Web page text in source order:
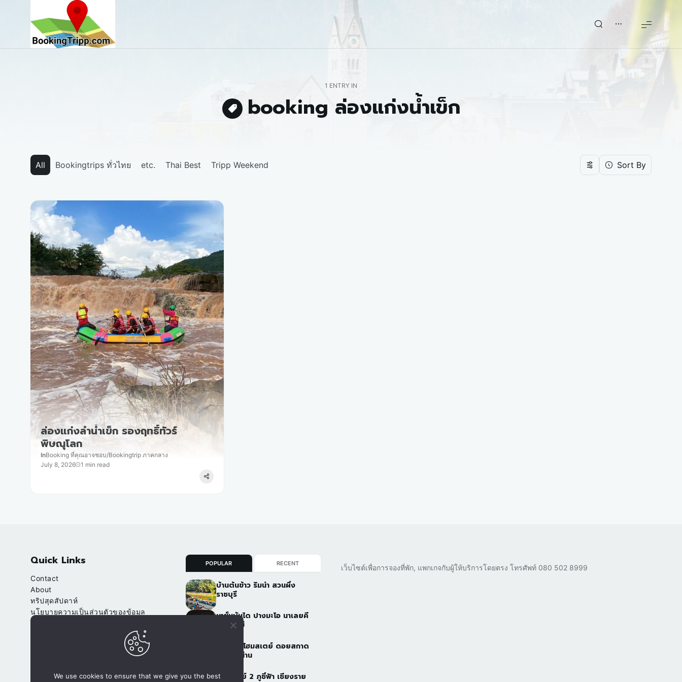
bookingtripp.com
1 ENTRY IN
booking ล่องแก่งน้ำเข็ก
All Bookingtrips ทั่วไทย etc. Thai Best Tripp Weekend Sort By
ล่องแก่งลำน้ำเข็ก รองฤทธิ์ทัวร์
พิษณุโลก
InBooking ที่คุณอาจชอบ/Bookingtrip ภาคกลาง
July 8, 2026
1 min read
Quick Links
Contact
About
ทริปสุดสัปดาห์
นโยบายความเป็นส่วนตัวของข้อมูล
จองที่พัก.com
POPULAR RECENT
บ้านต้นข้าว ริมน้ำ สวนผึ้ง
ราชบุรี
นาขั้นบันได ปางมะโอ นาเลยคี
เชียงใหม่
จาวดอยโฮมสเตย์ ดอยสกาด
อ.ปัว จ.น่าน
ภูฟ้าอารีย์ 2 ภูชี้ฟ้า เชียงราย
เว็บไซต์เพื่อการจองที่พัก, แพกเกจกับผู้ให้บริการโดยตรง โทรศัพท์ 080 502 8999
We use cookies to ensure that we give you the best